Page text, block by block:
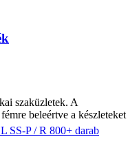
szaküzletek. A
beleértve a készleteket